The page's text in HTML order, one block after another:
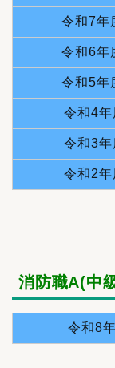
令和7年
令和6年
令和5年
令和4年
令和3年
令和2年
消防職A(中
令和8